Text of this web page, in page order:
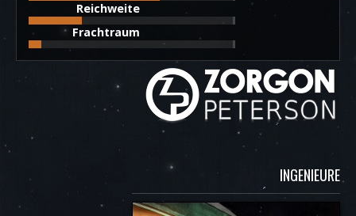
Reichweite
Frachtraum
INGENIEURE